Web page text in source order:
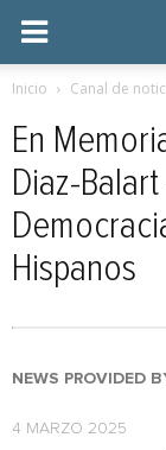
Inicio Canal de
En
Diaz-
Hispanos
NEWS PROVIDED
4 MARZO 2025